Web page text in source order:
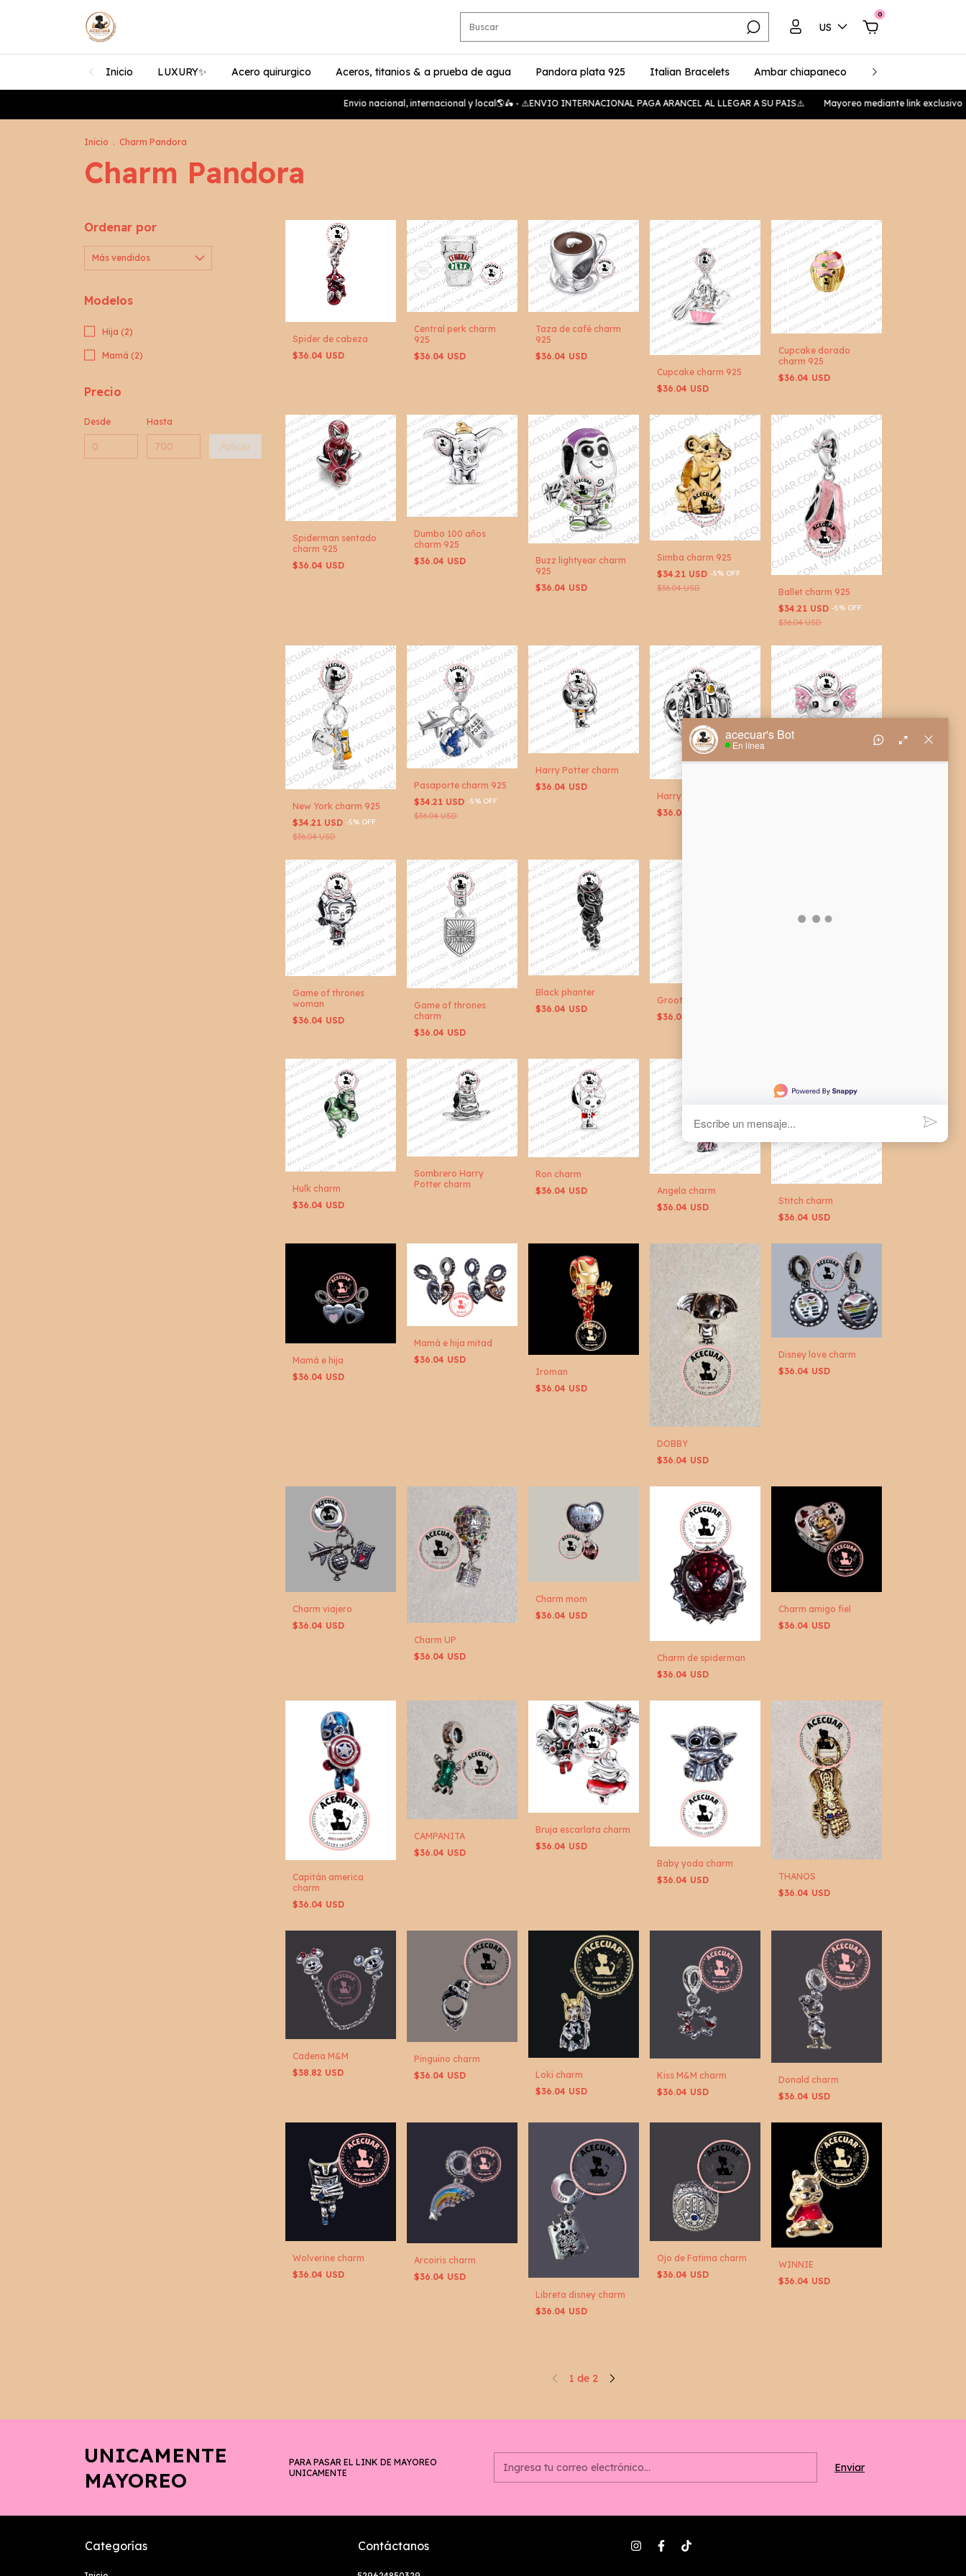
US
0
Inicio LUXURY✨️ Acero quirurgico Aceros, titanios & a prueba de agua Pandora plata 925 Italian Bracelets Ambar chiapaneco Plata 925
Envio nacional, internacional y local🌎🛵 - ⚠️ENVIO INTERNACIONAL PAGA ARANCEL AL LLEGAR A SU PAIS⚠️ Mayoreo mediante link exclusivo 📍13
Inicio . Charm Pandora
Charm Pandora
Ordenar por
Modelos
Hija (2)
Mamá (2)
Precio
Desde Hasta
Aplicar
Spider de cabeza
$36.04 USD
Central perk charm
925
$36.04 USD
Taza de café charm
925
$36.04 USD
Cupcake charm 925
$36.04 USD
Cupcake dorado
charm 925
$36.04 USD
Spiderman sentado
charm 925
$36.04 USD
Dumbo 100 años
charm 925
$36.04 USD
Buzz lightyear charm
925
$36.04 USD
Simba charm 925
$34.21 USD -5% OFF
$36.04 USD
Ballet charm 925
$34.21 USD -5% OFF
$36.04 USD
New York charm 925
$34.21 USD -5% OFF
$36.04 USD
Pasaporte charm 925
$34.21 USD -5% OFF
$36.04 USD
Harry Potter charm
$36.04 USD
Harry Potter charm hp
$36.04 USD
Game of thrones
woman
$36.04 USD
Game of thrones
charm
$36.04 USD
Black phanter
$36.04 USD
Groot charm
$36.04 USD
Hulk charm
$36.04 USD
Sombrero Harry
Potter charm
Ron charm
$36.04 USD
Angela charm
$36.04 USD
Stitch charm
$36.04 USD
Mamá e hija
$36.04 USD
Mamá e hija mitad
$36.04 USD
Iroman
$36.04 USD
DOBBY
$36.04 USD
Disney love charm
$36.04 USD
Charm viajero
$36.04 USD
Charm UP
$36.04 USD
Charm mom
$36.04 USD
Charm de spiderman
$36.04 USD
Charm amigo fiel
$36.04 USD
Capitán america
charm
$36.04 USD
CAMPANITA
$36.04 USD
Bruja escarlata charm
$36.04 USD
Baby yoda charm
$36.04 USD
THANOS
$36.04 USD
Cadena M&M
$38.82 USD
Pinguino charm
$36.04 USD
Loki charm
$36.04 USD
Kiss M&M charm
$36.04 USD
Donald charm
$36.04 USD
Wolverine charm
$36.04 USD
Arcoiris charm
$36.04 USD
Libreta disney charm
$36.04 USD
Ojo de Fatima charm
$36.04 USD
WINNIE
$36.04 USD
1 de 2
UNICAMENTE
MAYOREO
PARA PASAR EL LINK DE MAYOREO
UNICAMENTE
Categorías Contáctanos